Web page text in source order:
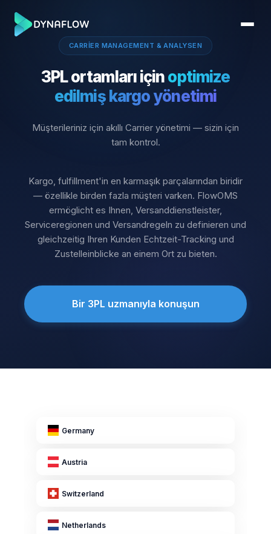
CARRIER MANAGEMENT & ANALYSEN
3PL ortamları içinoptimize
edilmiş kargo yönetimi
Müşterileriniz için akıllı Carrier yönetimi — sizin için
tam kontrol.
Kargo, fulfillment'in en karmaşık parçalarından biridir
— özellikle birden fazla müşteri varken. FlowOMS
ermöglicht es Ihnen, Versanddienstleister,
Serviceregionen und Versandregeln zu definieren und
gleichzeitig Ihren Kunden Echtzeit-Tracking und
Zustelleinblicke an einem Ort zu bieten.
Bir 3PL uzmanıyla konuşun
Germany
Austria
Switzerland
Netherlands